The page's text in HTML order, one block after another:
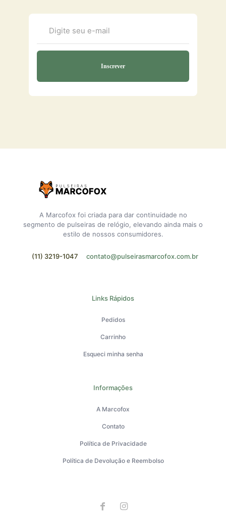
A Marcofox foi criada para dar continuidade no
segmento de pulseiras de relógio, elevando ainda mais o
estilo de nossos consumidores.
(11) 3219-1047 contato@pulseirasmarcofox.com.br
Links Rápidos
Pedidos
Carrinho
Esqueci minha senha
Informações
A Marcofox
Contato
Política de Privacidade
Política de Devolução e Reembolso